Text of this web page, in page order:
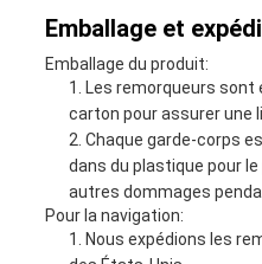
Emballage et
Emballage du produit:
Les remorqueurs sont
carton pour assurer une
Chaque garde-corps
dans du plastique pour
autres dommages
Pour la navigation:
Nous expédions les